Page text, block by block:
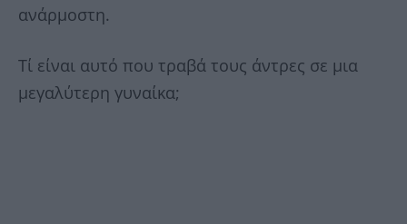
ανάρμοστη.
Τί είναι αυτό που τραβά τους άντρες σε μια
μεγαλύτερη γυναίκα;